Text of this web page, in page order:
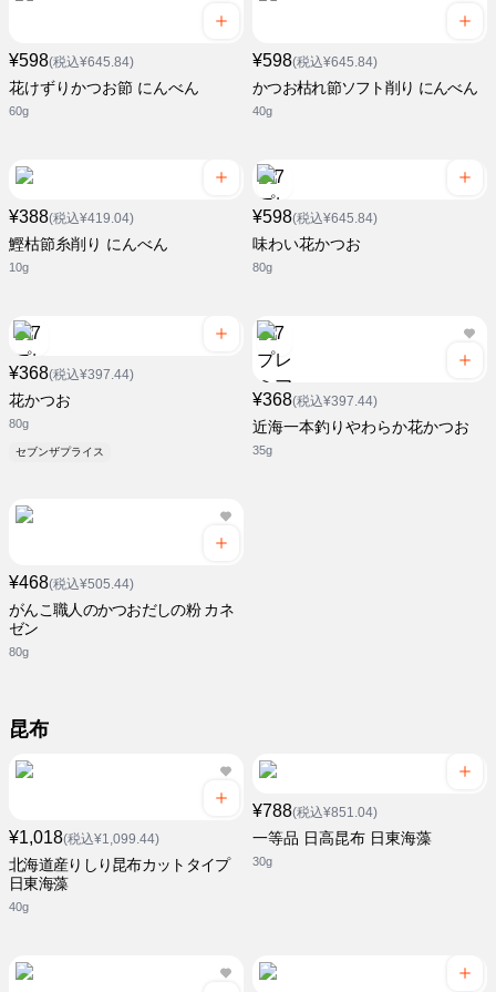
¥598(税込¥645.84)
花けずりかつお節 にんべん
60g
¥598(税込¥645.84)
かつお枯れ節ソフト削り にんべん
40g
¥388(税込¥419.04)
鰹枯節糸削り にんべん
10g
¥598(税込¥645.84)
味わい花かつお
80g
¥368(税込¥397.44)
花かつお
80g
セブンザプライス
¥368(税込¥397.44)
近海一本釣りやわらか花かつお
35g
¥468(税込¥505.44)
がんこ職人のかつおだしの粉 カネ
ゼン
80g
昆布
¥1,018(税込¥1,099.44)
北海道産りしり昆布カットタイプ
日東海藻
40g
¥788(税込¥851.04)
一等品 日高昆布 日東海藻
30g